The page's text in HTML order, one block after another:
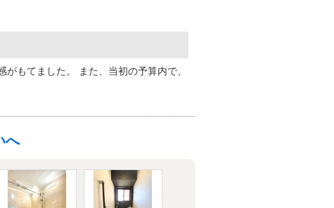
もてました。 また、当初の予算内で、
へ